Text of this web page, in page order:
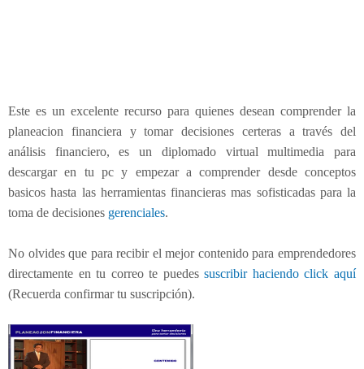
c
i
e
a
(
C
n
t
a
i
l
Este es un excelente recurso para quienes desean comprender la
planeacion financiera y tomar decisiones certeras a través del
análisis financiero, es un diplomado virtual multimedia para
descargar en tu pc y empezar a comprender desde conceptos
basicos hasta las herramientas financieras mas sofisticadas para la
toma de decisiones gerenciales.
No olvides que para recibir el mejor contenido para emprendedores
directamente en tu correo te puedessuscribir haciendo click aquí
(Recuerda confirmar tu suscripción).